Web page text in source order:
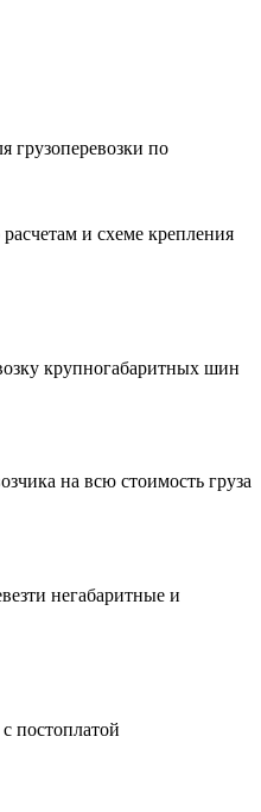
грузоперевозки по
расчетам и схеме крепления
крупногабаритных шин
на всю стоимость груза
негабаритные и
постоплатой